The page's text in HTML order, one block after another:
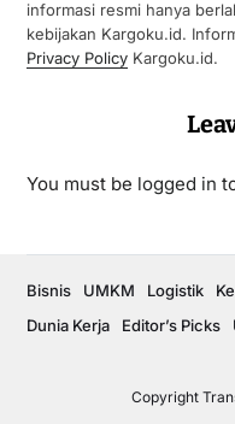
informasi resmi hanya
kebijakan Kargoku.id.
Privacy PolicyKargoku.id.
You must be logged in
Copyright
Bisnis UMKM Logistik
Dunia Kerja
Editor’s Picks